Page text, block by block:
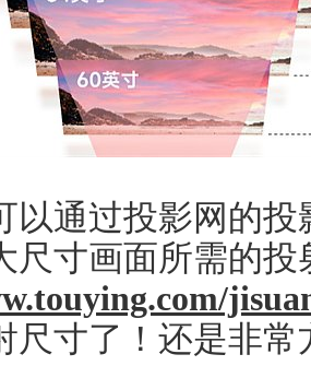
以通过投影网的
尺寸画面所需的
尺寸了！还是非常